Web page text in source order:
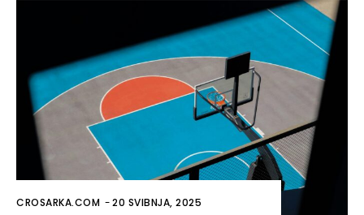
CROSARKA.COM -20 SVIBNJA, 2025